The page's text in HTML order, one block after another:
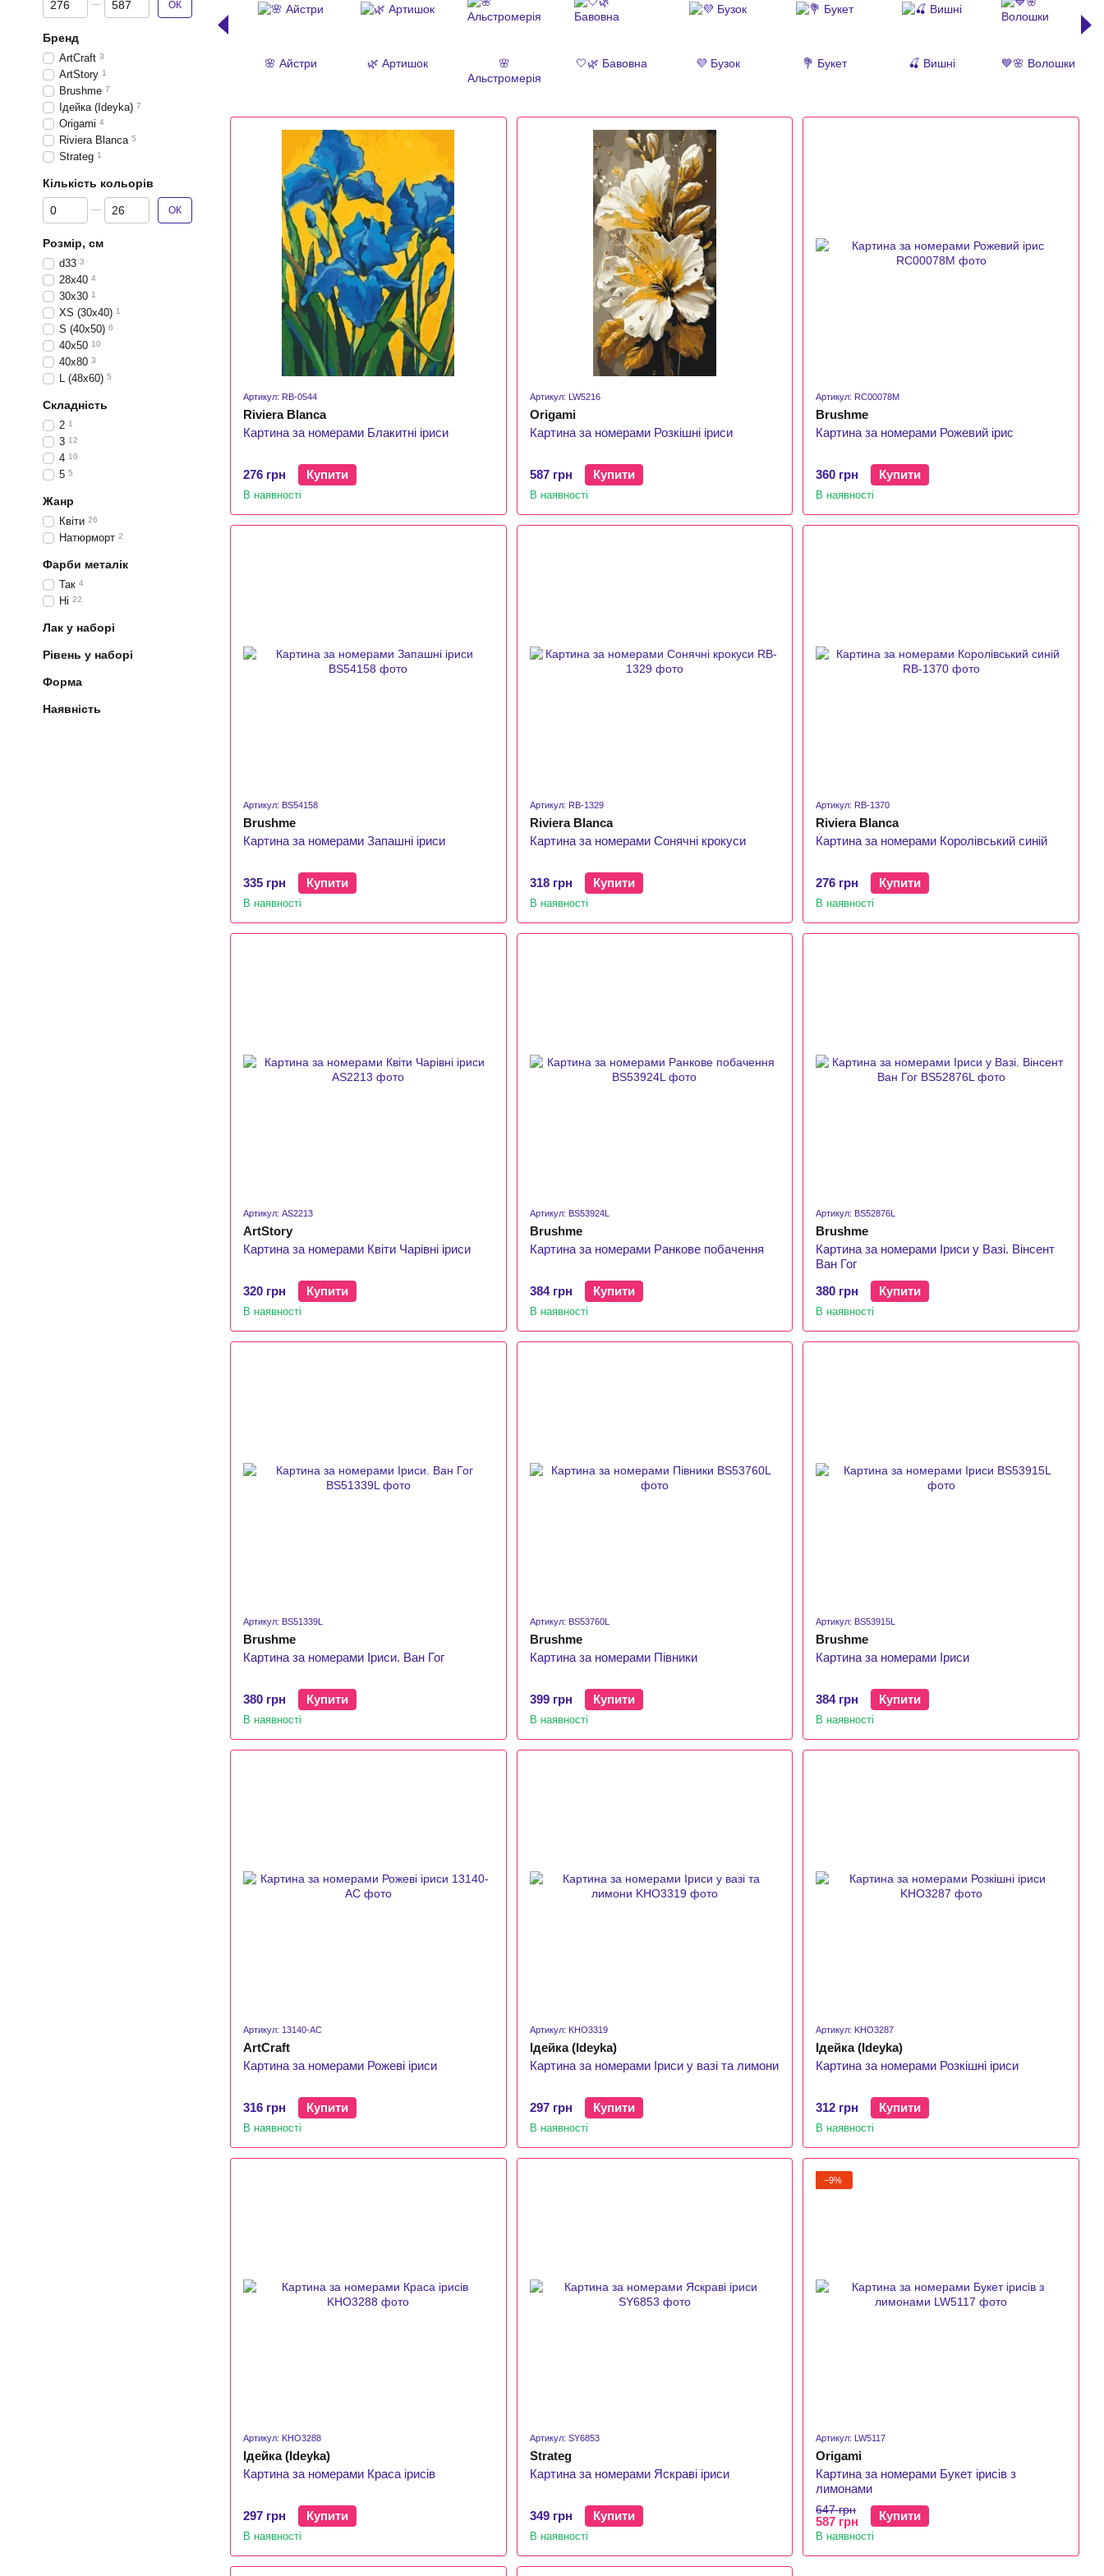
🌸 Айстри 🌿 Артишок
🌸
Альстромерія
🤍🌿 Бавовна 💜 Бузок 💐 Букет 🍒 Вишні 💙🌸 Волошки
Артикул: RB-0544
Riviera Blanca
Картина за номерами Блакитні іриси
276 грн Купити
В наявності
Артикул: LW5216
Origami
Картина за номерами Розкішні іриси
587 грн Купити
В наявності
Артикул: RC00078M
Brushme
Картина за номерами Рожевий ірис
360 грн Купити
В наявності
Артикул: BS54158
Brushme
Картина за номерами Запашні іриси
335 грн Купити
В наявності
Артикул: RB-1329
Riviera Blanca
Картина за номерами Сонячні крокуси
318 грн Купити
В наявності
Артикул: RB-1370
Riviera Blanca
Картина за номерами Королівський синій
276 грн Купити
В наявності
Артикул: AS2213
ArtStory
Картина за номерами Квіти Чарівні іриси
320 грн Купити
В наявності
Артикул: BS53924L
Brushme
Картина за номерами Ранкове побачення
384 грн Купити
В наявності
Артикул: BS52876L
Brushme
Картина за номерами Іриси у Вазі. Вінсент
Ван Гог
380 грн
Купити
В наявності
Артикул: BS51339L
Brushme
Картина за номерами Іриси. Ван Гог
380 грн Купити
В наявності
Артикул: BS53760L
Brushme
Картина за номерами Півники
399 грн Купити
В наявності
Артикул: BS53915L
Brushme
Картина за номерами Іриси
384 грн Купити
В наявності
Артикул: 13140-AC
ArtCraft
Картина за номерами Рожеві іриси
316 грн Купити
В наявності
Артикул: KHO3319
Ідейка (Ideyka)
Картина за номерами Іриси у вазі та лимони
297 грн Купити
В наявності
Артикул: KHO3287
Ідейка (Ideyka)
Картина за номерами Розкішні іриси
312 грн Купити
В наявності
Артикул: KHO3288
Ідейка (Ideyka)
Картина за номерами Краса ірисів
297 грн Купити
В наявності
Артикул: SY6853
Strateg
Картина за номерами Яскраві іриси
349 грн Купити
В наявності
−9%
Артикул: LW5117
Origami
Картина за номерами Букет ірисів з
лимонами
647 грн
587 грн Купити
В наявності
ОК
Бренд
ArtCraft 3
ArtStory 1
Brushme 7
Ідейка (Ideyka) 7
Origami 4
Riviera Blanca 5
Strateg 1
Кількість кольорів
Від Кількість кольорів
До Кількість кольорів ОК
Розмір, см
d33 3
28x40 4
30x30 1
XS (30x40) 1
S (40x50) 6
40x50 10
40x80 3
L (48x60) 5
Складність
2 1
3 12
4 10
5 5
Жанр
Квіти 26
Натюрморт 2
Фарби металік
Так 4
Ні 22
Лак у наборі
Рівень у наборі
Форма
Наявність